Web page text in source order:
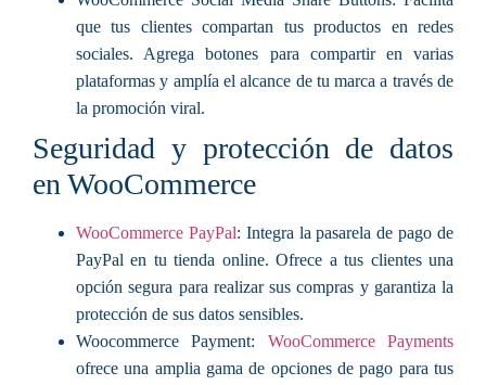
que tus clientes compartan tus productos en redes
sociales. Agrega botones para compartir en varias
plataformas y amplía el alcance de tu marca a través de
la promoción viral.
Seguridad y protección de datos
en WooCommerce
WooCommerce PayPal: Integra la pasarela de pago de
PayPal en tu tienda online. Ofrece a tus clientes una
opción segura para realizar sus compras y garantiza la
protección de sus datos sensibles.
Woocommerce Payment: WooCommerce Payments
ofrece una amplia gama de opciones de pago para tus